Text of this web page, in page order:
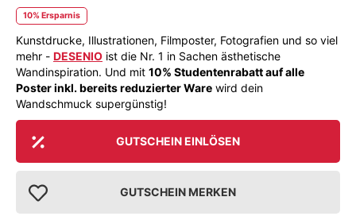
10% Ersparnis
Kunstdrucke, Illustrationen, Filmposter, Fotografien und so viel
mehr - DESENIO ist die Nr. 1 in Sachen ästhetische
Wandinspiration. Und mit 10% Studentenrabatt auf alle
Poster inkl. bereits reduzierter Ware wird dein
Wandschmuck supergünstig!
GUTSCHEIN EINLÖSEN
GUTSCHEIN MERKEN